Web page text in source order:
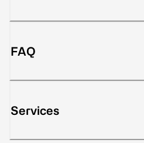
FAQ
Services